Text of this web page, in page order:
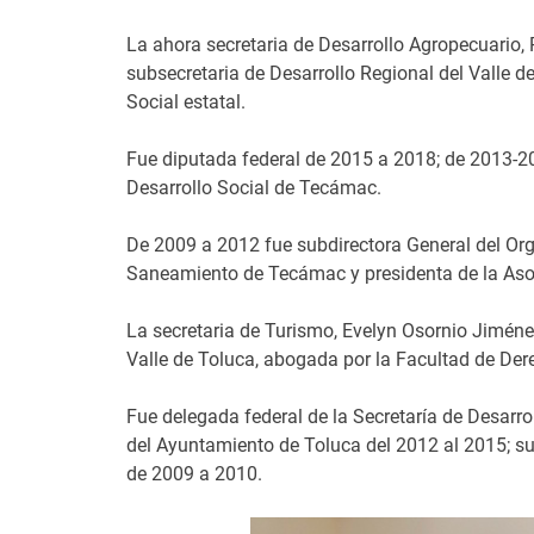
La ahora secretaria de Desarrollo
subsecretaria de Desarrollo Regional del Valle
Social estatal.
Fue diputada federal de 2015 a 2018; de 2013-
Desarrollo Social de Tecámac.
De 2009 a 2012 fue subdirectora General del
Saneamiento de Tecámac y presidenta de la
La secretaria de Turismo, Evelyn Osornio
Valle de Toluca, abogada por la Facultad de
Fue delegada federal de la Secretaría de
del Ayuntamiento de Toluca del 2012 al 2015;
de 2009 a 2010.